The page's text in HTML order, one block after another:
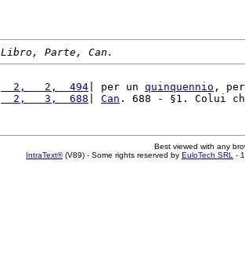
Libro, Parte, Can.
  2,   2,  494
| per un quinquennio ,
  2,   3,  688
Can . 688 - §1. Colui
Best viewed with any
IntraText®(V89) - Some rights reserved by EuloTech SRL -